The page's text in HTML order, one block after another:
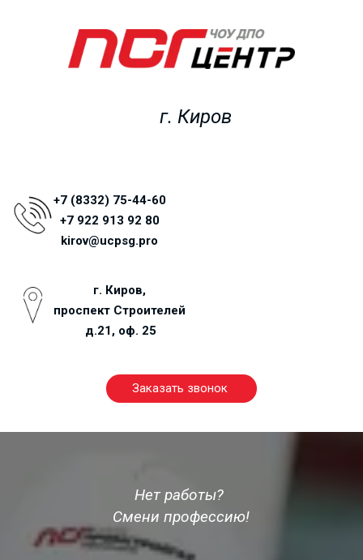
г. Киров
+7 (8332) 75-44-60
+7 922 913 92 80
kirov@ucpsg.pro
г. Киров,
проспект Строителей
д.21, оф. 25
Заказать звонок
Нет работы?
Смени профессию!